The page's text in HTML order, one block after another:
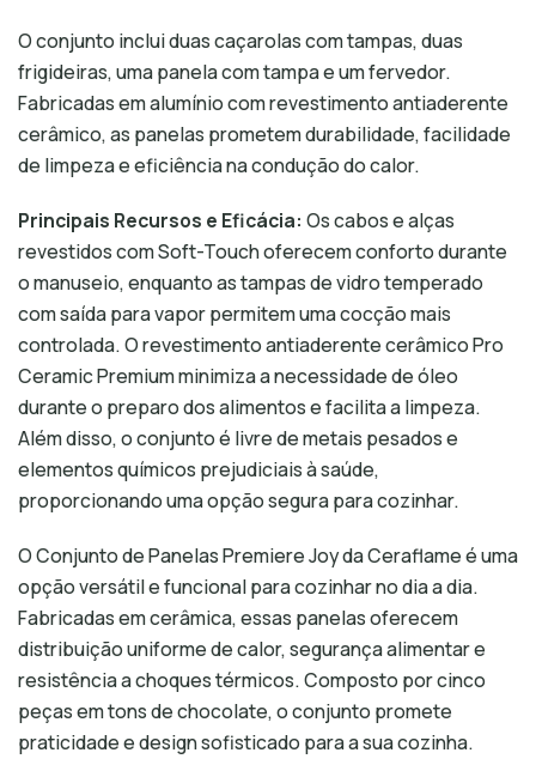
O conjunto inclui duas caçarolas com tampas, duas
frigideiras, uma panela com tampa e um fervedor.
Fabricadas em alumínio com revestimento antiaderente
cerâmico, as panelas prometem durabilidade, facilidade
de limpeza e eficiência na condução do calor.
Principais Recursos e Eficácia: Os cabos e alças
revestidos com Soft-Touch oferecem conforto durante
o manuseio, enquanto as tampas de vidro temperado
com saída para vapor permitem uma cocção mais
controlada. O revestimento antiaderente cerâmico Pro
Ceramic Premium minimiza a necessidade de óleo
durante o preparo dos alimentos e facilita a limpeza.
Além disso, o conjunto é livre de metais pesados e
elementos químicos prejudiciais à saúde,
proporcionando uma opção segura para cozinhar.
O Conjunto de Panelas Premiere Joy da Ceraflame é uma
opção versátil e funcional para cozinhar no dia a dia.
Fabricadas em cerâmica, essas panelas oferecem
distribuição uniforme de calor, segurança alimentar e
resistência a choques térmicos. Composto por cinco
peças em tons de chocolate, o conjunto promete
praticidade e design sofisticado para a sua cozinha.